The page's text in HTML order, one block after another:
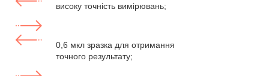
високу точність вимірювань;
0,6 мкл зразка для отримання
точного результату;